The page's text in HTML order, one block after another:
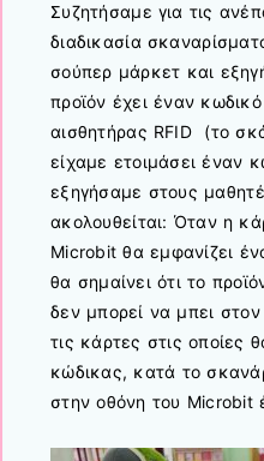
Συζητήσαμε για τις
διαδικασία
σούπερ μάρκετ και
προϊόν έχει έναν
αισθητήρας RFID (το
είχαμε ετοιμάσει έναν
εξηγήσαμε στους
ακολουθείται: Όταν η
Microbit θα εμφανίζει
θα σημαίνει ότι το
δεν μπορεί να μπει
τις κάρτες στις οποίες
κώδικας, κατά το
στην οθόνη του Microbit